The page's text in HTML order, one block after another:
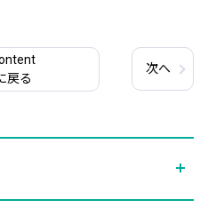
次へ
戻る